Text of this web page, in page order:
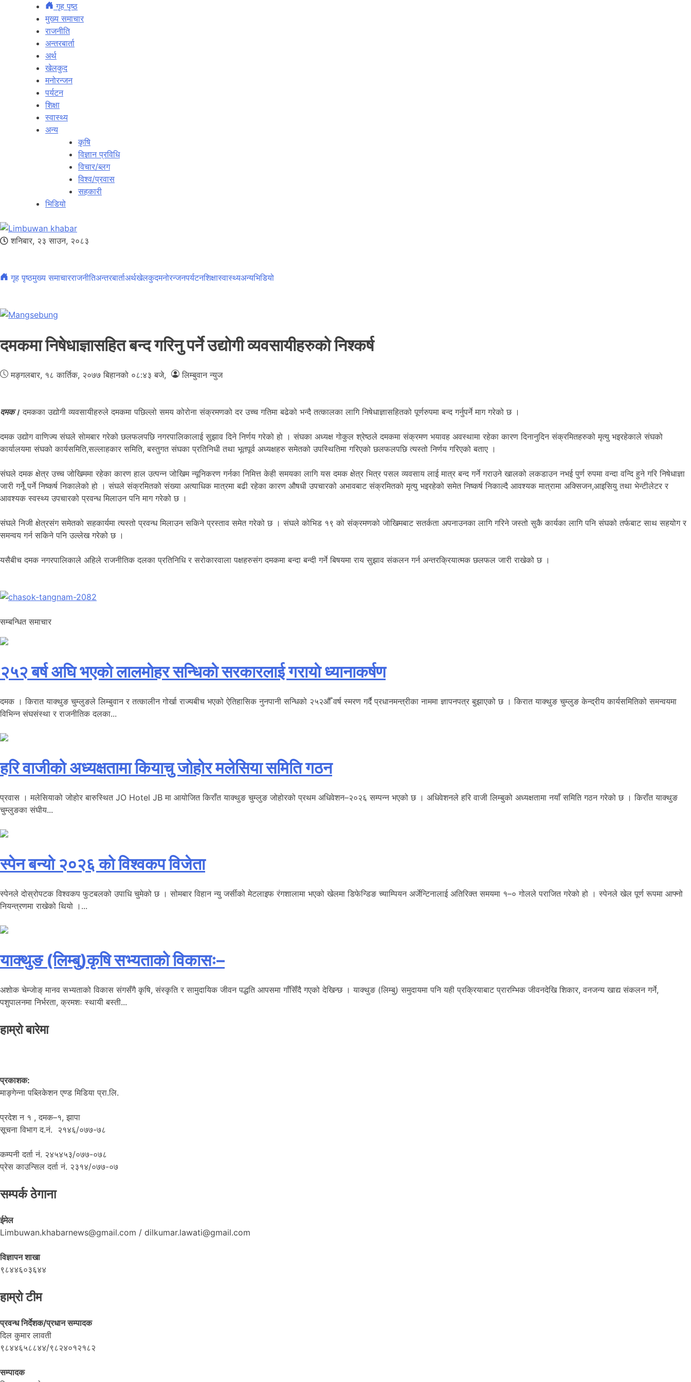
गृह पृष्ठ
मुख्य समाचार
राजनीति
अन्तरबार्ता
अर्थ
खेलकुद
मनोरन्जन
पर्यटन
शिक्षा
स्वास्थ्य
अन्य
कृषि
विज्ञान प्रविधि
विचार/ब्लग
विश्व/प्रवास
सहकारी
भिडियो
शनिबार, २३ साउन, २०८३
गृह पृष्ठमुख्य समाचारराजनीतिअन्तरबार्ताअर्थखेलकुदमनोरन्जनपर्यटनशिक्षास्वास्थ्यअन्यभिडियो
दमकमा निषेधाज्ञासहित बन्द गरिनु पर्ने उद्योगी व्यवसायीहरुको निश्कर्ष
मङ्गलबार, १८ कार्तिक, २०७७बिहानको ०८:४३ बजे, लिम्बुवान न्युज
दमक। दमकका उद्योगी व्यवसायीहरुले दमकमा पछिल्लो समय कोरोना संक्रमणको दर उच्च गतिमा बढेको भन्दै तत्कालका लागि निषेधाज्ञासहितको पूर्णरुपमा बन्द गर्नुपर्ने माग गरेको छ ।
दमक उद्योग वाणिज्य संघले साेमबार गरेको छलफलपछि नगरपालिकालाई सुझाव दिने निर्णय गरेको हो । संघका अध्यक्ष गोकुल श्रेष्ठले दमकमा संक्रमण भयावह अवस्थामा रहेका कारण दिनानुदिन संक्रमितहरुको मृत्यु भइरहेकाले संघको
कार्यालयमा संघको कार्यसमिति,सल्लाहकार समिति, बस्तुगत संघका प्रतिनिधी तथा भूतपूर्व अध्यक्षहरु समेतको उपस्थितिमा गरिएको छलफलपछि त्यस्तो निर्णय गरिएको बताए ।
संघले दमक क्षेत्र उच्च जोखिममा रहेका कारण हाल उत्पन्न जोखिम न्यूनिकरण गर्नका निमित्त केही समयका लागि यस दमक क्षेत्र भित्र पसल व्यवसाय लाई मात्र बन्द गर्ने गराउने खालको लकडाउन नभई पुर्ण रुपमा वन्दा वन्दि हुने गरि निषेधाज्ञा
जारी गर्नेू पर्ने निष्कर्ष निकालेको हो । संघले संक्रमितको संख्या अत्याधिक मात्रमा बढी रहेका कारण औषधी उपचारको अभावबाट संक्रमितको मृत्यु भइरहेको समेत निष्कर्ष निकाल्दै आवश्यक मात्रामा अक्सिजन,आइसियु तथा भेन्टीलेटर र
आवश्यक स्वस्थ्य उपचारको प्रवन्ध मिलाउन पनि माग गरेको छ ।
संघले निजी क्षेत्रसंग समेतको सहकार्यमा त्यस्तो प्रवन्ध मिलाउन सकिने प्रस्ताव समेत गरेको छ । संघले कोभिड १९ को संक्रमणको जोखिमबाट सतर्कता अपनाउनका लागि गरिने जस्तो सुकै कार्यका लागि पनि संघको तर्फबाट साथ सहयोग र
समन्वय गर्न सकिने पनि उल्लेख गरेको छ ।
यसैबीच दमक नगरपालिकाले अहिले राजनीतिक दलका प्रतिनिधि र सरोकारवाला पक्षहरुसंग दमकमा बन्दा बन्दी गर्ने बिषयमा राय सुझाव संकलन गर्न अन्तरक्रियात्मक छलफल जारी राखेको छ ।
सम्बन्धित समाचार
२५२ बर्ष अघि भएकाे लालमाेहर सन्धिकाे सरकारलाई गरायाे ध्यानाकर्षण
दमक । किरात याक्थुङ चुम्लुङले लिम्बुवान र तत्कालीन गोर्खा राज्यबीच भएको ऐतिहासिक नुनपानी सन्धिको २५२औँ वर्ष स्मरण गर्दै प्रधानमन्त्रीका नाममा ज्ञापनपत्र बुझाएको छ । किरात याक्थुङ चुम्लुङ केन्द्रीय कार्यसमितिको समन्वयमा
विभिन्न संघसंस्था र राजनीतिक दलका...
हरि वाजीको अध्यक्षतामा कियाचु जोहोर मलेसिया समिति गठन
प्रवास । मलेसियाको जोहोर बारुस्थित JO Hotel JB मा आयोजित किराँत याक्थुङ चुम्लुङ जोहोरको प्रथम अधिवेशन–२०२६ सम्पन्न भएको छ । अधिवेशनले हरि वाजी लिम्बुको अध्यक्षतामा नयाँ समिति गठन गरेको छ । किराँत याक्थुङ
चुम्लुङका संघीय...
स्पेन बन्यो २०२६ को विश्वकप विजेता
स्पेनले दोस्रोपटक विश्वकप फुटबलको उपाधि चुमेको छ । सोमबार विहान न्यु जर्सीको मेटलाइफ रंगशालामा भएको खेलमा डिफेन्डिङ च्याम्पियन अर्जेन्टिनालाई अतिरिक्त समयमा १–० गोलले पराजित गरेको हो । स्पेनले खेल पूर्ण रूपमा आफ्नो
नियन्त्रणमा राखेको थियो ।...
याक्थुङ (लिम्बु)कृषि सभ्यताको विकासः–
अशाेक चेम्जाेङ् मानव सभ्यताको विकास संगसँगै कृषि, संस्कृति र सामुदायिक जीवन पद्धति आपसमा गाँसिँदै गएको देखिन्छ । याक्थुङ (लिम्बु) समुदायमा पनि यही प्रक्रियाबाट प्रारम्भिक जीवनदेखि शिकार, वनजन्य खाद्य संकलन गर्ने,
पशुपालनमा निर्भरता, क्रमशः स्थायी बस्ती...
हाम्रो बारेमा
प्रकाशक:
माङ्गेन्ना पब्लिकेशन एण्ड मिडिया प्रा.लि.
प्रदेश न १ , दमक–१, झापा
सूचना विभाग द.नं. २१४६/०७७-७८
कम्पनी दर्ता नं. २४५४५३/०७७-०७८
प्रेस काउन्सिल दर्ता नं. २३१४/०७७-०७
सम्पर्क ठेगाना
ईमेल
Limbuwan.khabarnews@gmail.com / dilkumar.lawati@gmail.com
विज्ञापन शाखा
९८४४६०३६४४
हाम्रो टीम
प्रवन्ध निर्देशक/प्रधान सम्पादक
दिल कुमार लावती
९८४४६५८८४४/९८२४०१२१८२
सम्पादक